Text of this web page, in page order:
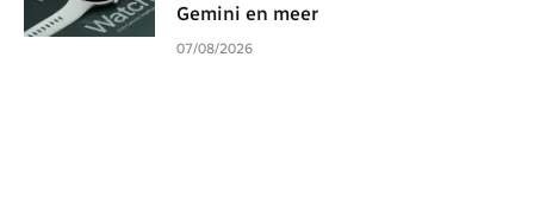
Gemini en meer
07/08/2026